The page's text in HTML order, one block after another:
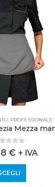
PROFESSIONALE
of 5
€ + IVA